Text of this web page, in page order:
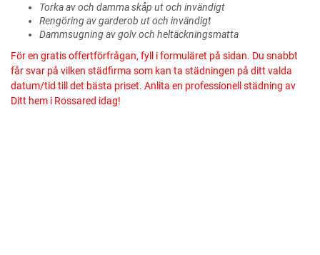
Torka av och damma skåp ut och invändigt
Rengöring av garderob ut och invändigt
Dammsugning av golv och heltäckningsmatta
För en gratis offertförfrågan, fyll i formuläret på sidan. Du snabbt
får svar på vilken städfirma som kan ta städningen på ditt valda
datum/tid till det bästa priset. Anlita en professionell städning av
Ditt hem i Rossared idag!